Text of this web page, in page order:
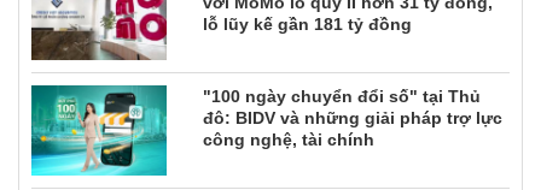
lỗ lũy kế gần 181 tỷ đồng
"100 ngày chuyển đổi số" tại Thủ
đô: BIDV và những giải pháp trợ lực
công nghệ, tài chính